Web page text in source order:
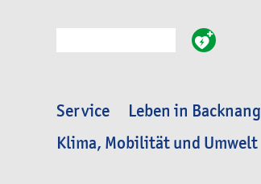
Service Leben in Backnang
Klima, Mobilität und Umwelt